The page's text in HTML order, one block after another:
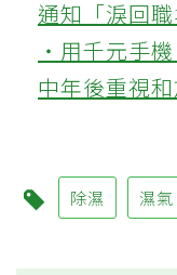
通知「淚回
‧用千元手
中年後重視
除濕 濕氣